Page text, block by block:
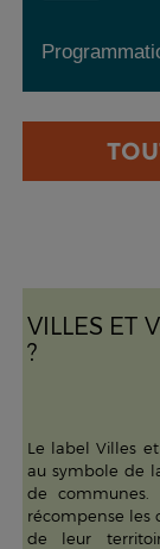
VILLES ET
?
Le label Villes
au symbole de
de
récompense les
de leur